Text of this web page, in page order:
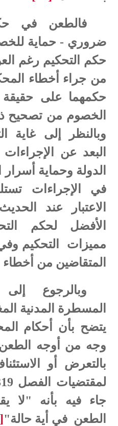
فالطعن في
ضروري - حماية
حكم التحكيم رغم
من جراء أخطاء
حكمهما على
الخصوم من تصحيح
وبالنظر إلى غاية
البعد عن
الدولة وحماية
في الإجراءات
الاعتبار عند
الأفضل لحكم
مميزات التحكيم
المتقاضين من
وبالرجوع
المسطرة المدنية
يتضح بأن أحكام
وجه من أوجه
بالتعرض أو
جاء فيه بأنه "لا
الطعن في أية حالة"